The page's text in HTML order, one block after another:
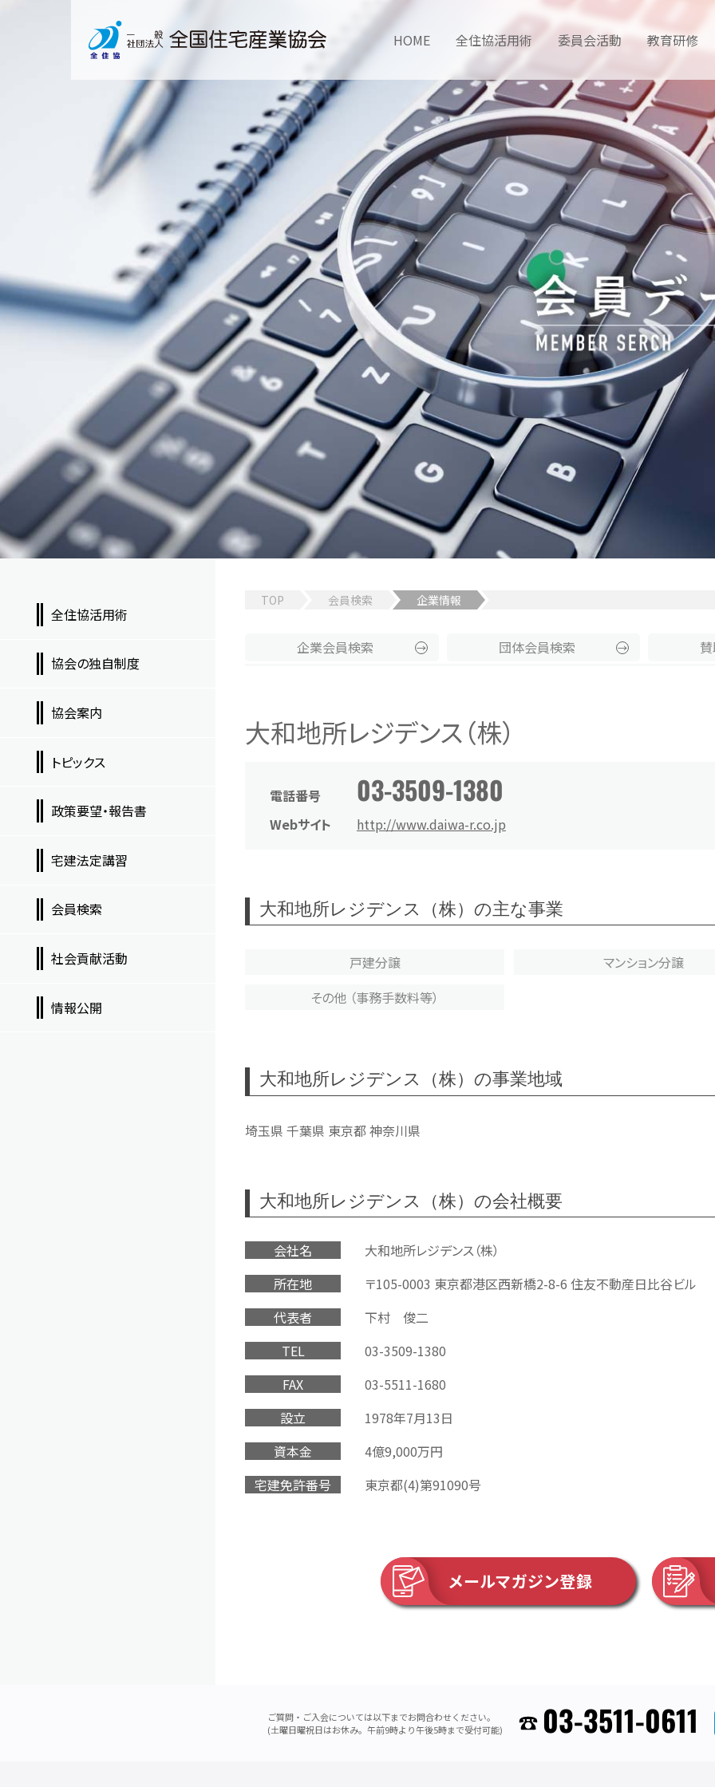
HOME 全住協活用術 委員会活動 教育研修
TOP 会員検索 企業情報
企業会員検索 団体会員検索
大和地所レジデンス（株）
電話番号 03-3509-1380
Webサイト http://www.daiwa-r.co.jp
大和地所レジデンス（株）の主な事業
戸建分譲
マンション分譲
その他 （事務手数料等）
大和地所レジデンス（株）の事業地域
埼玉県 千葉県 東京都 神奈川県
大和地所レジデンス（株）の会社概要
会社名
大和地所レジデンス（株）
所在地
〒105-0003 東京都港区西新橋2-8-6 住友不動産日比谷ビル
代表者
下村 俊二
TEL
03-3509-1380
FAX
03-5511-1680
設立
1978年7月13日
資本金
4億9,000万円
宅建免許番号
東京都(4)第91090号
メールマガジン登録
全住協活用術
協会の独自制度
協会案内
トピックス
政策要望・報告書
宅建法定講習
会員検索
社会貢献活動
情報公開
ご質問・ご入会については以下までお問合わせください。
(土曜日曜祝日はお休み。午前9時より午後5時まで受付可能)
03-3511-0611